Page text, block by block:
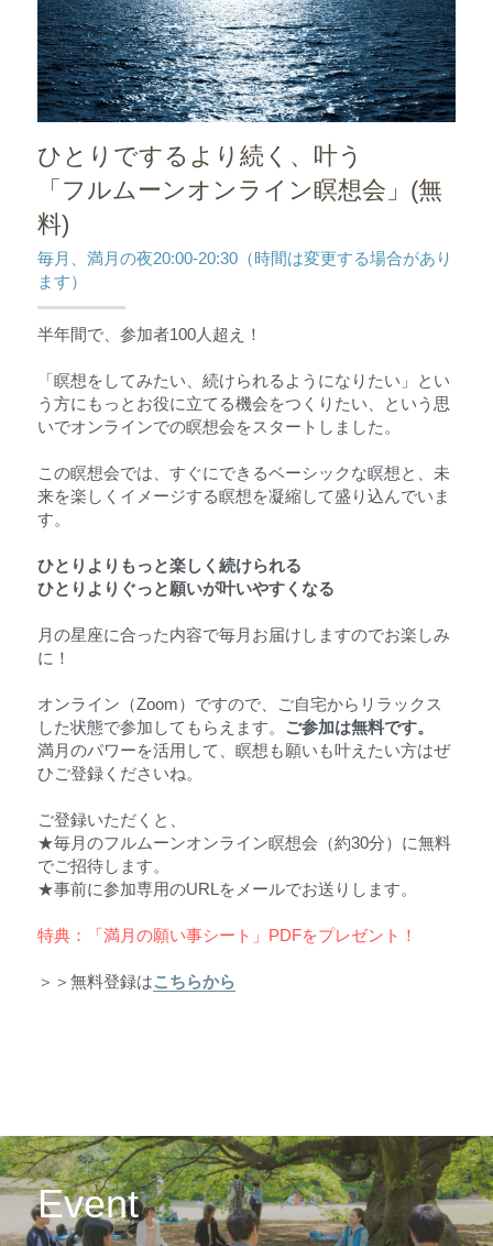
ひとりでするより続く、叶う
「フルムーンオンライン瞑想会」(無
料)
毎月、満月の夜20:00-20:30（時間は変更する場合があり
ます）
半年間で、参加者100人超え！
「瞑想をしてみたい、続けられるようになりたい」とい
う方にもっとお役に立てる機会をつくりたい、という思
いでオンラインでの瞑想会をスタートしました。
この瞑想会では、すぐにできるベーシックな瞑想と、未
来を楽しくイメージする瞑想を凝縮して盛り込んでいま
す。
ひとりよりもっと楽しく続けられる
ひとりよりぐっと願いが叶いやすくなる
月の星座に合った内容で毎月お届けしますのでお楽しみ
に！
オンライン（Zoom）ですので、ご自宅からリラックス
した状態で参加してもらえます。 ご参加は無料です。
満月のパワーを活用して、瞑想も願いも叶えたい方はぜ
ひご登録くださいね。
ご登録いただくと、
★毎月のフルムーンオンライン瞑想会（約30分）に無料
でご招待します。
★事前に参加専用のURLをメールでお送りします。
特典：「満月の願い事シート」PDFをプレゼント！
＞＞無料登録はこちらから
Event